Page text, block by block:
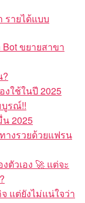
รายได้แบบ
ขยายสาขา
งใช้ในปี 2025
บูรณ์!!
2025
างรวยด้วยแฟรน
วเอง 🚀 แต่จะ
แต่ยังไม่แน่ใจว่า